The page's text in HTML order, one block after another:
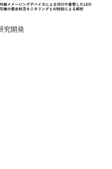
究開発